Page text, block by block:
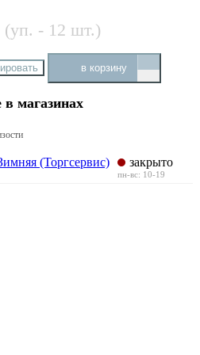
(уп. - 12 шт.)
в корзину
магазинах
(Торгсервис) закрыто
пн-вс: 10-19